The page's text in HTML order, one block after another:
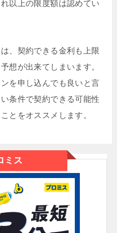
以上の限度額は認めてい
、契約できる金利も上限
想が出来てしまいます。
を申し込んでも良いと言
条件で契約できる可能性
とをオススメします。
ミス